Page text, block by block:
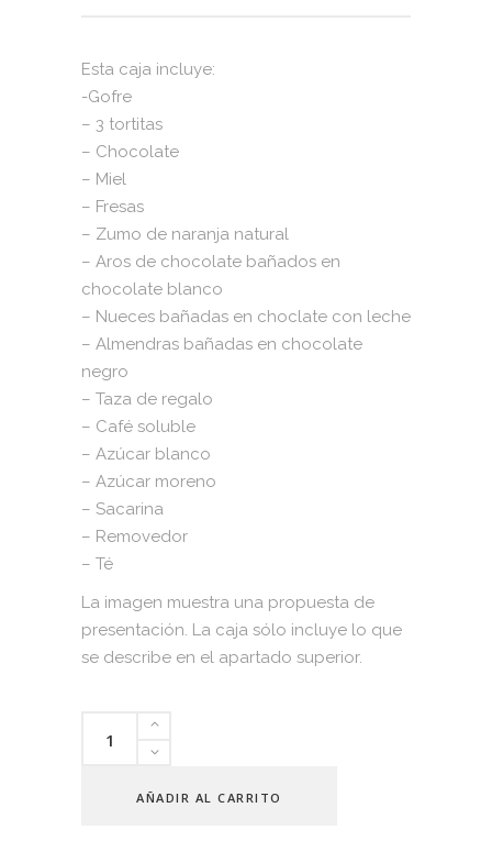
Esta caja incluye:
-Gofre
– 3 tortitas
– Chocolate
– Miel
– Fresas
– Zumo de naranja natural
– Aros de chocolate bañados en
chocolate blanco
– Nueces bañadas en choclate con leche
– Almendras bañadas en chocolate
negro
– Taza de regalo
– Café soluble
– Azúcar blanco
– Azúcar moreno
– Sacarina
– Removedor
– Té
La imagen muestra una propuesta de
presentación. La caja sólo incluye lo que
se describe en el apartado superior.
Sorpresa
quantity
AÑADIR AL CARRITO